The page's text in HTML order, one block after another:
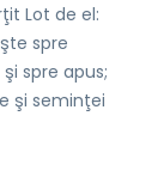
Lot de el:
spre
spre apus;
şi seminţei